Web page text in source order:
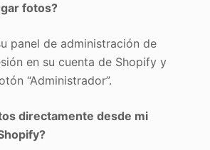
fotos?
panel de administración de
en su cuenta de Shopify y
“Administrador”.
directamente desde mi